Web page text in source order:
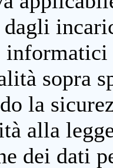
informatici
sopra
la
alla
dei dati